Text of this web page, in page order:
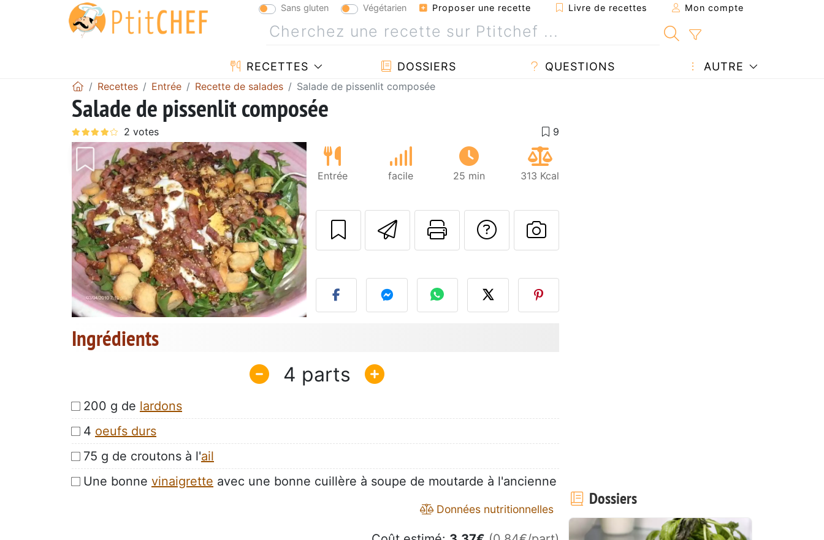
Sans gluten Végétarien Proposer une recette Livre de recettes Mon compte
RECETTES DOSSIERS QUESTIONS AUTRE
Recettes Entrée Recette de salades Salade de pissenlit composée
Salade de pissenlit composée
Entrée facile 25 min 313 Kcal
Envoyer cette recette à un ami
Imprimer cette page
Poser une question à l'auteur
Publier votre photo de cette
Ingrédients
4
200 g de lardons
4 oeufs durs
75 g de croutons à l'ail
Une bonne vinaigrette avec une bonne cuillère à soupe de moutarde à l'ancienne
Données nutritionnelles
Dossiers